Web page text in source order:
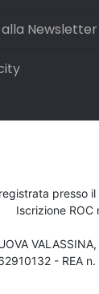
Newsletter
presso
Iscrizione ROC
- REA